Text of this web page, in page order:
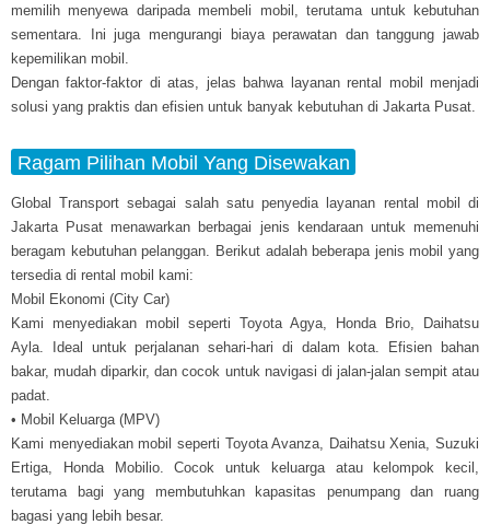
memilih menyewa daripada membeli mobil, terutama untuk kebutuhan
sementara. Ini juga mengurangi biaya perawatan dan tanggung jawab
kepemilikan mobil.
Dengan faktor-faktor di atas, jelas bahwa layanan rental mobil menjadi
solusi yang praktis dan efisien untuk banyak kebutuhan di Jakarta Pusat.
Ragam Pilihan Mobil Yang Disewakan
Global Transport sebagai salah satu penyedia layanan rental mobil di
Jakarta Pusat menawarkan berbagai jenis kendaraan untuk memenuhi
beragam kebutuhan pelanggan. Berikut adalah beberapa jenis mobil yang
tersedia di rental mobil kami:
Mobil Ekonomi (City Car)
Kami menyediakan mobil seperti Toyota Agya, Honda Brio, Daihatsu
Ayla. Ideal untuk perjalanan sehari-hari di dalam kota. Efisien bahan
bakar, mudah diparkir, dan cocok untuk navigasi di jalan-jalan sempit atau
padat.
• Mobil Keluarga (MPV)
Kami menyediakan mobil seperti Toyota Avanza, Daihatsu Xenia, Suzuki
Ertiga, Honda Mobilio. Cocok untuk keluarga atau kelompok kecil,
terutama bagi yang membutuhkan kapasitas penumpang dan ruang
bagasi yang lebih besar.